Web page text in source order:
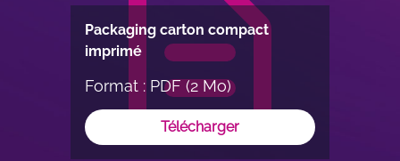
Packaging carton compact
imprimé
Format : PDF (2 Mo)
Télécharger